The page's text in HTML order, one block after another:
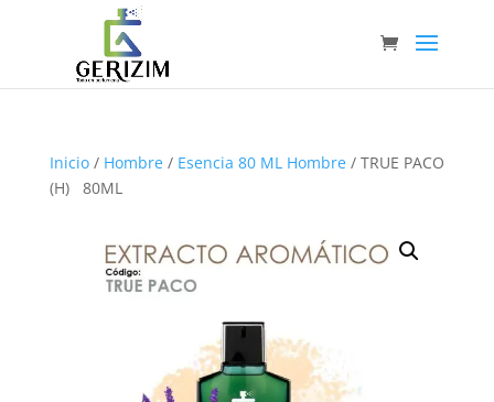
Inicio/ Hombre/ Esencia 80 ML Hombre/ TRUE PACO
(H) 80ML